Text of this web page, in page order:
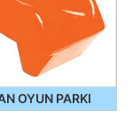
OYUN PARKI